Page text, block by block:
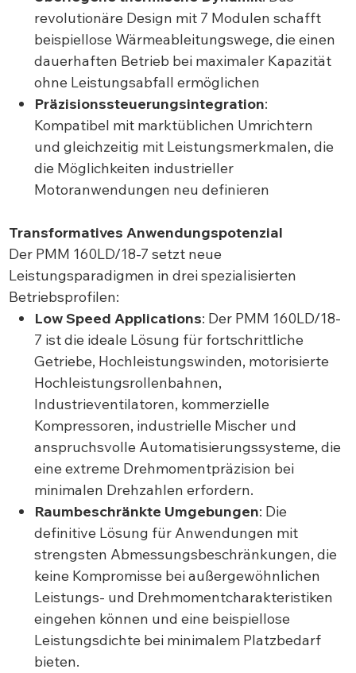
revolutionäre Design mit 7 Modulen schafft
beispiellose Wärmeableitungswege, die einen
dauerhaften Betrieb bei maximaler Kapazität
ohne Leistungsabfall ermöglichen
Präzisionssteuerungsintegration:
Kompatibel mit marktüblichen Umrichtern
und gleichzeitig mit Leistungsmerkmalen, die
die Möglichkeiten industrieller
Motoranwendungen neu definieren
Transformatives Anwendungspotenzial
Der PMM 160LD/18-7 setzt neue
Leistungsparadigmen in drei spezialisierten
Betriebsprofilen:
Low Speed Applications: Der PMM 160LD/18-
7 ist die ideale Lösung für fortschrittliche
Getriebe, Hochleistungswinden, motorisierte
Hochleistungsrollenbahnen,
Industrieventilatoren, kommerzielle
Kompressoren, industrielle Mischer und
anspruchsvolle Automatisierungssysteme, die
eine extreme Drehmomentpräzision bei
minimalen Drehzahlen erfordern.
Raumbeschränkte Umgebungen: Die
definitive Lösung für Anwendungen mit
strengsten Abmessungsbeschränkungen, die
keine Kompromisse bei außergewöhnlichen
Leistungs- und Drehmomentcharakteristiken
eingehen können und eine beispiellose
Leistungsdichte bei minimalem Platzbedarf
bieten.